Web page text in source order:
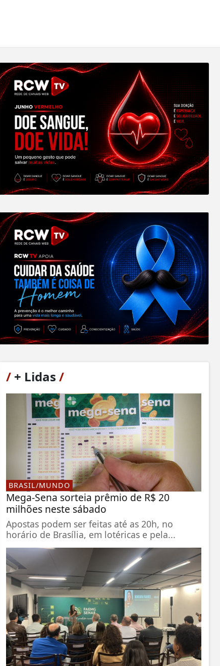
/+ Lidas /
BRASIL/MUNDO
Mega-Sena sorteia prêmio de R$ 20
milhões neste sábado
Apostas podem ser feitas até as 20h, no
horário de Brasília, em lotéricas e pela...